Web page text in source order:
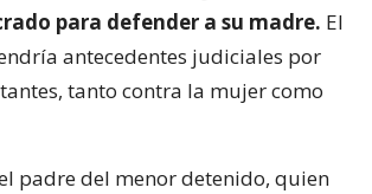
para defender a su madre. El
antecedentes judiciales por
tanto contra la mujer como
padre del menor detenido, quien